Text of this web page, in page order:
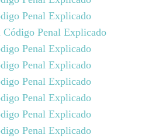
Penal Explicado
Penal Explicado
Penal Explicado
Penal Explicado
Penal Explicado
Penal Explicado
Penal Explicado
Penal Explicado